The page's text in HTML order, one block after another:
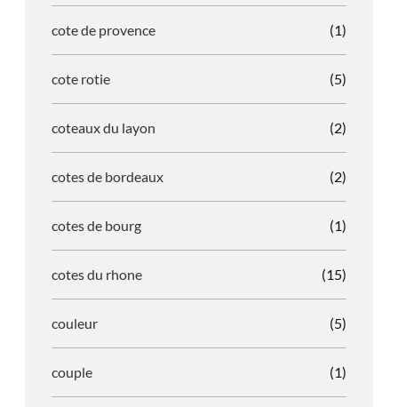
cote de provence (1)
cote rotie (5)
coteaux du layon (2)
cotes de bordeaux (2)
cotes de bourg (1)
cotes du rhone (15)
couleur (5)
couple (1)